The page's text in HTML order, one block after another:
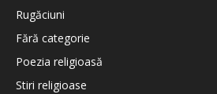
Rugăciuni
Fără categorie
Poezia religioasă
Stiri religioase